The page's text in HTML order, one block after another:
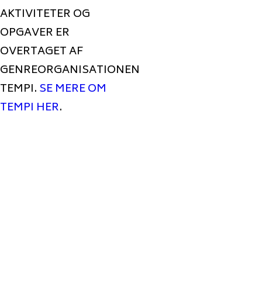
AKTIVITETER OG
OPGAVER ER
OVERTAGET AF
GENREORGANISATIONEN
TEMPI.SE MERE OM
TEMPI HER.